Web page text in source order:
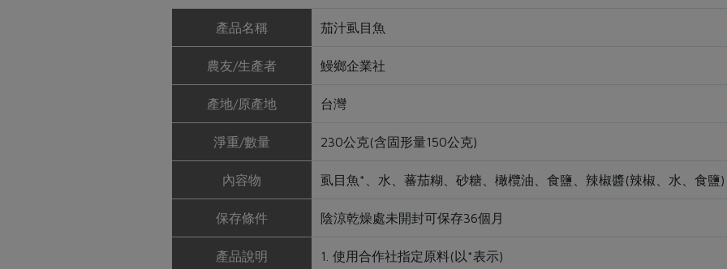
產品名稱 茄汁虱目魚
農友/生產者 鰻鄉企業社
產地/原產地 台灣
淨重/數量 230公克(含固形量150公克)
內容物 虱目魚*、水、蕃茄糊、砂糖、橄欖油、食鹽、辣椒醬(辣椒、水、食鹽)
保存條件 陰涼乾燥處未開封可保存36個月
產品說明
1. 使用合作社指定原料(以*表示)